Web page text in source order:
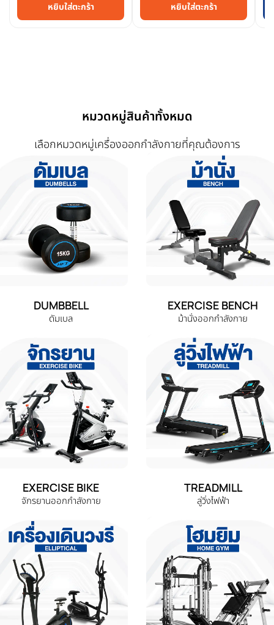
หยิบใส่ตะกร้า หยิบใส่ตะกร้า
หมวดหมู่สินค้าทั้งหมด
เลือกหมวดหมู่เครื่องออกกำลังกายที่คุณต้องการ
DUMBBELL
ดัมเบล
EXERCISE BENCH
ม้านั่งออกกำลังกาย
EXERCISE BIKE
จักรยานออกกำลังกาย
TREADMILL
ลู่วิ่งไฟฟ้า